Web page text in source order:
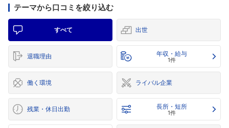
テーマから口コミを絞り込む
すべて 出世
退職理由 年収・給与
1件
働く環境 ライバル企業
残業・休日出勤 長所・短所
1件